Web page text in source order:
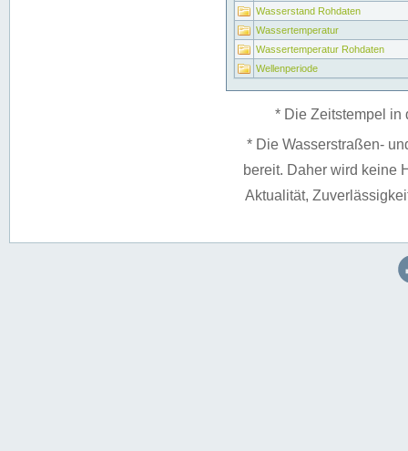
Wasserstand Rohdaten
Wassertemperatur
Wassertemperatur Rohdaten
Wellenperiode
* Die Zeitstempel in
* Die Wasserstraßen-
bereit. Daher wird keine
Aktualität,